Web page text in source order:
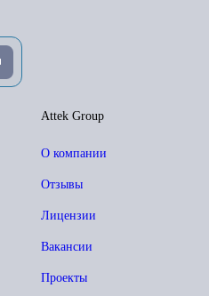
Attek Group
О компании
Отзывы
Лицензии
Вакансии
Проекты